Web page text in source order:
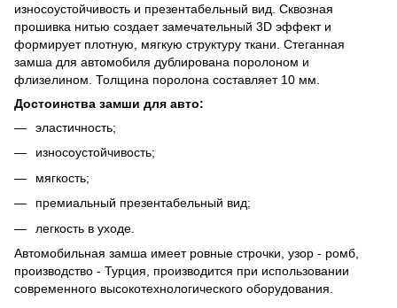
износоустойчивость и презентабельный вид. Сквозная
прошивка нитью создает замечательный 3D эффект и
формирует плотную, мягкую структуру ткани. Стеганная
замша для автомобиля дублирована поролоном и
флизелином. Толщина поролона составляет 10 мм.
Достоинства замши для авто:
эластичность;
износоустойчивость;
мягкость;
премиальный презентабельный вид;
легкость в уходе.
Автомобильная замша имеет ровные строчки, узор - ромб,
производство - Турция, производится при использовании
современного высокотехнологического оборудования.